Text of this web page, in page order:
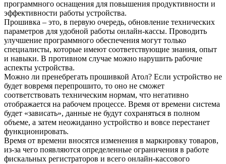
программного оснащения для повышения продуктивности и
эффективности работы устройства.
Прошивка – это, в первую очередь, обновление технических
параметров для удобной работы онлайн-кассы. Проводить
улучшение программного обеспечения могут только
специалисты, которые имеют соответствующие знания, опыт
и навыки. В противном случае можно нарушить рабочие
аспекты устройства.
Можно ли пренебрегать прошивкой Атол? Если устройство не
будет вовремя перепрошито, то оно не сможет
соответствовать техническим нормам, что негативно
отображается на рабочем процессе. Время от времени система
будет «зависать», данные не будут сохраняться в полном
объеме, а затем неожиданно устройство и вовсе перестанет
функционировать.
Время от времени вносятся изменения в маркировку товаров,
из-за чего появляются определенные ограничения в работе
фискальных регистраторов и всего онлайн-кассового